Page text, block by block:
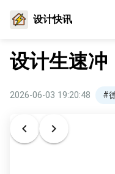
设计快讯
设计生速冲
2026-06-03 19:20:48 #